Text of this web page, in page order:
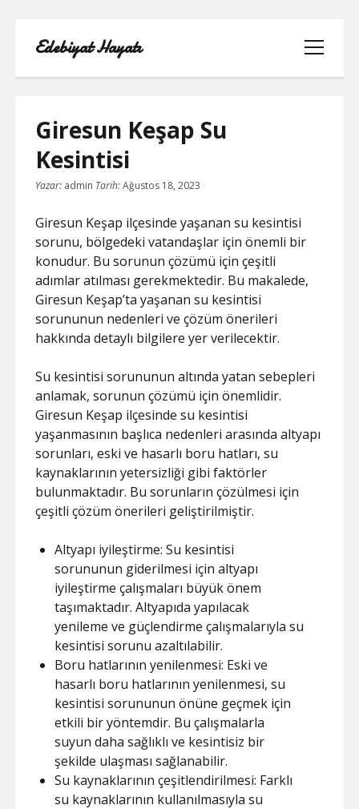
Edebiyat Hayatı
menüyü
aç
INSTAGRAM BEĞENI KASMA HILESI
SAYFA LISTESI
SHORTS ABONE KASMA HILESI
PARASIZ
TWITTER GIZLI İÇERIK GÖRME
Giresun Keşap Su
Kesintisi
Yazar: admin Tarih:Ağustos 18, 2023
Giresun Keşap ilçesinde yaşanan su kesintisi
sorunu, bölgedeki vatandaşlar için önemli bir
konudur. Bu sorunun çözümü için çeşitli
adımlar atılması gerekmektedir. Bu makalede,
Giresun Keşap’ta yaşanan su kesintisi
sorununun nedenleri ve çözüm önerileri
hakkında detaylı bilgilere yer verilecektir.
Su kesintisi sorununun altında yatan sebepleri
anlamak, sorunun çözümü için önemlidir.
Giresun Keşap ilçesinde su kesintisi
yaşanmasının başlıca nedenleri arasında altyapı
sorunları, eski ve hasarlı boru hatları, su
kaynaklarının yetersizliği gibi faktörler
bulunmaktadır. Bu sorunların çözülmesi için
çeşitli çözüm önerileri geliştirilmiştir.
Altyapı iyileştirme: Su kesintisi
sorununun giderilmesi için altyapı
iyileştirme çalışmaları büyük önem
taşımaktadır. Altyapıda yapılacak
yenileme ve güçlendirme çalışmalarıyla su
kesintisi sorunu azaltılabilir.
Boru hatlarının yenilenmesi: Eski ve
hasarlı boru hatlarının yenilenmesi, su
kesintisi sorununun önüne geçmek için
etkili bir yöntemdir. Bu çalışmalarla
suyun daha sağlıklı ve kesintisiz bir
şekilde ulaşması sağlanabilir.
Su kaynaklarının çeşitlendirilmesi: Farklı
su kaynaklarının kullanılmasıyla su